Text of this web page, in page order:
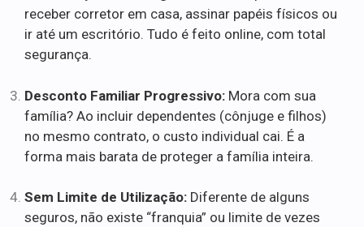
receber corretor em casa, assinar papéis físicos ou
ir até um escritório. Tudo é feito online, com total
segurança.
Desconto Familiar Progressivo: Mora com sua
família? Ao incluir dependentes (cônjuge e filhos)
no mesmo contrato, o custo individual cai. É a
forma mais barata de proteger a família inteira.
Sem Limite de Utilização: Diferente de alguns
seguros, não existe “franquia” ou limite de vezes